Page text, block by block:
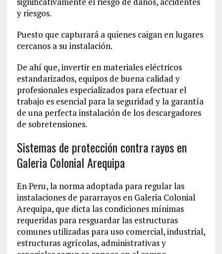
y riesgos.
Puesto que capturará a quienes caigan en lugares
cercanos a su instalación.
De ahí que, invertir en materiales eléctricos
estandarizados, equipos de buena calidad y
profesionales especializados para efectuar el
trabajo es esencial para la seguridad y la garantía
de una perfecta instalación de los descargadores
de sobretensiones.
Sistemas de protección contra rayos en
Galeria Colonial Arequipa
En Peru, la norma adoptada para regular las
instalaciones de pararrayos en Galeria Colonial
Arequipa, que dicta las condiciones mínimas
requeridas para resguardar las estructuras
comunes utilizadas para uso comercial, industrial,
estructuras agrícolas, administrativas y